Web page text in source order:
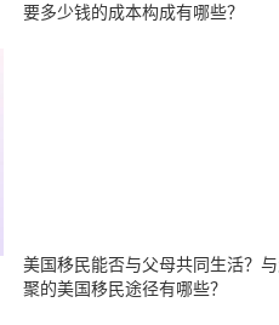
要多少钱的成本构成有哪些？
美国移民能否与父母共同生活？
聚的美国移民途径有哪些？